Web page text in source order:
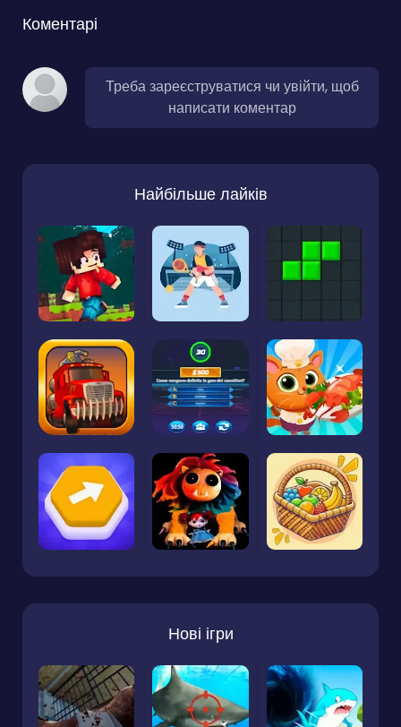
Коментарі
Треба зареєструватися чи увійти, щоб
написати коментар
Найбільше лайків
Нові ігри